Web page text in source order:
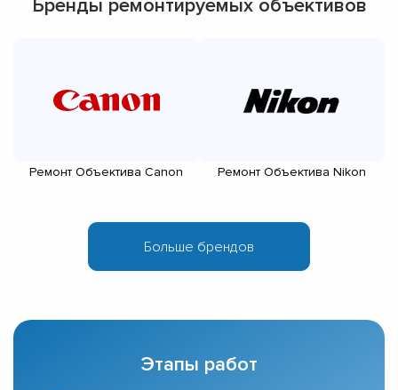
Бренды ремонтируемых объективов
Ремонт Объектива Canon Ремонт Объектива Nikon
Этапы работ